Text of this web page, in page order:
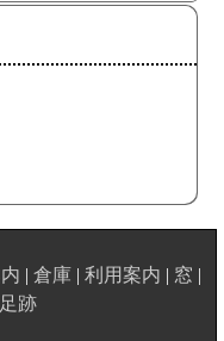
倉庫 利用案内
窓
足跡